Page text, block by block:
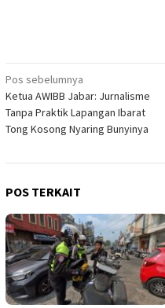
Navigasi
pos
Pos sebelumnya
Ketua AWIBB Jabar: Jurnalisme
Tanpa Praktik Lapangan Ibarat
Tong Kosong Nyaring Bunyinya
POS TERKAIT